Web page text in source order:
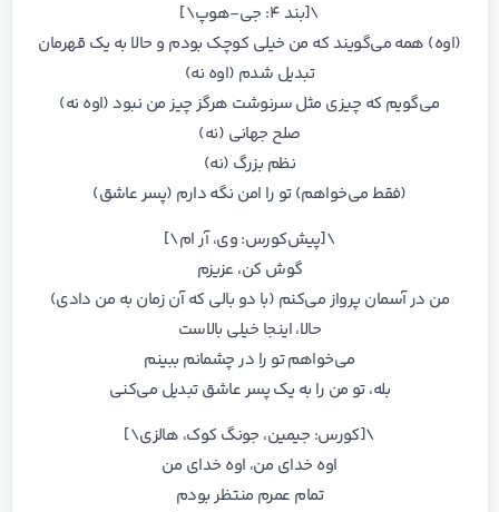
\[بند ۴: جی-هوپ\]
(اوه) همه می‌گویند که من خیلی کوچک بودم و حالا به یک قهرمان
تبدیل شدم (اوه نه)
می‌گویم که چیزی مثل سرنوشت هرگز چیز من نبود (اوه نه)
صلح جهانی (نه)
نظم بزرگ (نه)
(فقط می‌خواهم) تو را امن نگه دارم (پسر عاشق)
\[پیش‌کورس: وی، آر ام\]
گوش کن، عزیزم
من در آسمان پرواز می‌کنم (با دو بالی که آن زمان به من دادی)
حالا، اینجا خیلی بالاست
می‌خواهم تو را در چشمانم ببینم
بله، تو من را به یک پسر عاشق تبدیل می‌کنی
\[کورس: جیمین، جونگ کوک، هالزی\]
اوه خدای من، اوه خدای من
تمام عمرم منتظر بودم